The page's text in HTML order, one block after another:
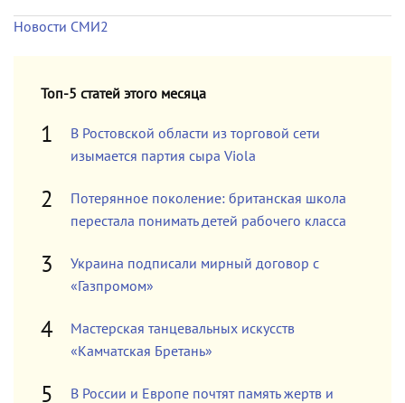
Новости СМИ2
Топ-5 статей этого месяца
В Ростовской области из торговой сети
изымается партия сыра Viola
Потерянное поколение: британская школа
перестала понимать детей рабочего класса
Украина подписали мирный договор с
«Газпромом»
Мастерская танцевальных искусств
«Камчатская Бретань»
В России и Европе почтят память жертв и